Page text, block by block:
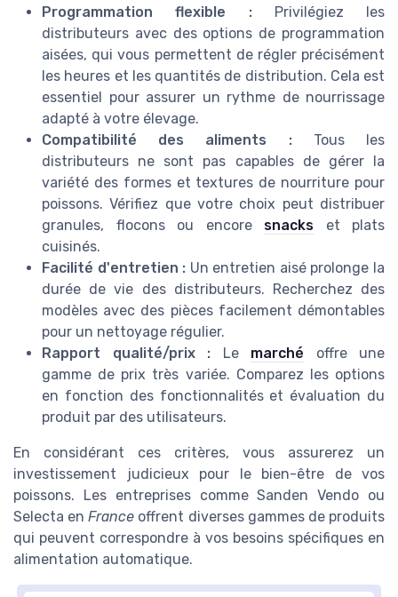
Programmation flexible :Privilégiez les
distributeurs avec des options de programmation
aisées, qui vous permettent de régler précisément
les heures et les quantités de distribution. Cela est
essentiel pour assurer un rythme de nourrissage
adapté à votre élevage.
Compatibilité des aliments :Tous les
distributeurs ne sont pas capables de gérer la
variété des formes et textures de nourriture pour
poissons. Vérifiez que votre choix peut distribuer
granules, flocons ou encore snacks et plats
cuisinés.
Facilité d'entretien : Un entretien aisé prolonge la
durée de vie des distributeurs. Recherchez des
modèles avec des pièces facilement démontables
pour un nettoyage régulier.
Rapport qualité/prix : Le marché offre une
gamme de prix très variée. Comparez les options
en fonction des fonctionnalités et évaluation du
produit par des utilisateurs.
En considérant ces critères, vous assurerez un
investissement judicieux pour le bien-être de vos
poissons. Les entreprises comme Sanden Vendo ou
Selecta enFrance offrent diverses gammes de produits
qui peuvent correspondre à vos besoins spécifiques en
alimentation automatique.